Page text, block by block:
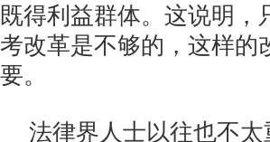
既得利益群体。这说明
考改革是不够的，这样的
要。
法律界人士以往也不